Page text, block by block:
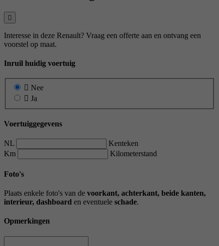
Interesse in deze Renault? Vraag een offerte aan en ontvang een
voorstel op maat.
Inruil huidig voertuig
Nee
Ja
Voertuiggegevens
NL
Kenteken
Km
Kilometerstand
Foto's
Plaats enkele foto's van de voorkant, achterkant, beide kanten,
interieur, dashboard en eventuele schade.
Opmerkingen